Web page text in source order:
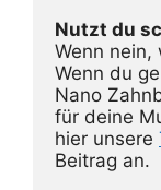
Nutzt du
Wenn nein,
Wenn du
Nano
für deine
hier unsere
Beitrag an.